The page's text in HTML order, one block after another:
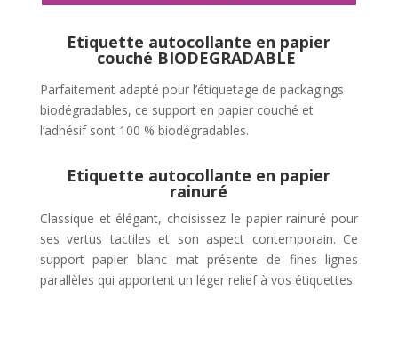
Etiquette autocollante en papier
couché BIODEGRADABLE
Parfaitement adapté pour l’étiquetage de packagings
biodégradables, ce support en papier couché et
l’adhésif sont 100 % biodégradables.
Etiquette autocollante en papier
rainuré
Classique et élégant, choisissez le papier rainuré pour
ses vertus tactiles et son aspect contemporain. Ce
support papier blanc mat présente de fines lignes
parallèles qui apportent un léger relief à vos étiquettes.